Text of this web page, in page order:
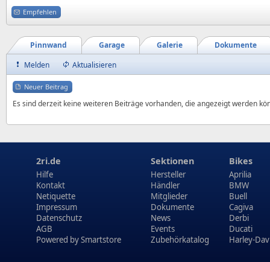
Empfehlen
Dokumente
Galerie
Garage
Pinnwand
Melden
Aktualisieren
Neuer Beitrag
Es sind derzeit keine weiteren Beiträge vorhanden, die angezeigt werden
2ri.de
Hilfe
Kontakt
Netiquette
Impressum
Datenschutz
AGB
Powered bySmartstore
Sektionen
Hersteller
Händler
Mitglieder
Dokumente
News
Events
Zubehörkatalog
Bikes
Aprilia
BMW
Buell
Cagiva
Derbi
Ducati
Harley-